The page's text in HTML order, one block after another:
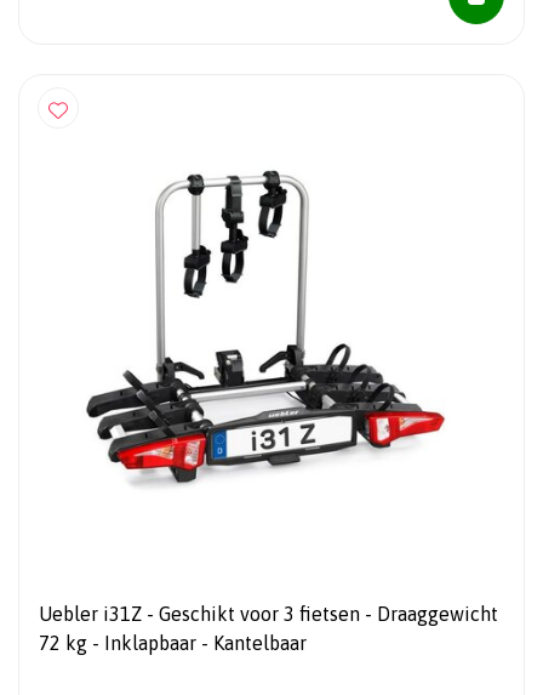
Uebler i31Z - Geschikt voor 3 fietsen - Draaggewicht
72 kg - Inklapbaar - Kantelbaar